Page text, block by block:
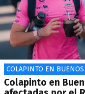
COLAPINTO EN BUENOS
Colapinto en